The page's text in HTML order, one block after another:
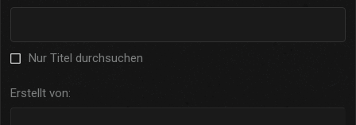
Nur Titel durchsuchen
Erstellt von